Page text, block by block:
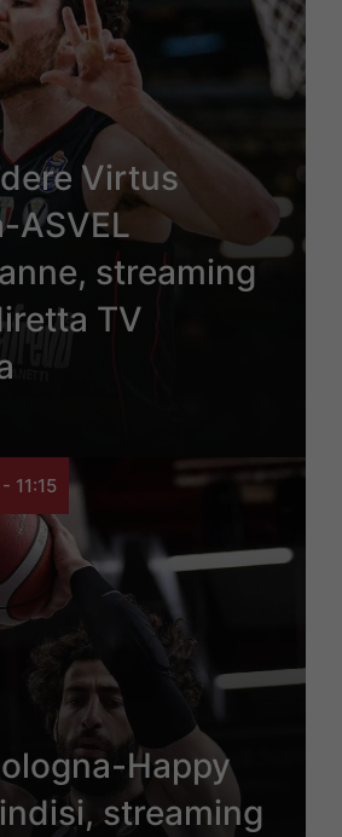
Virtus
ASVEL
streaming
TV
11:15
Happy
streaming